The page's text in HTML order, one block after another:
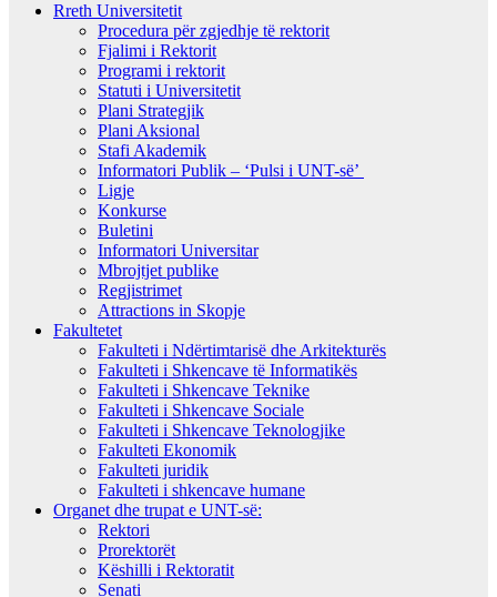
Rreth Universitetit
Procedura për zgjedhje të rektorit
Fjalimi i Rektorit
Programi i rektorit
Statuti i Universitetit
Plani Strategjik
Plani Aksional
Stafi Akademik
Informatori Publik – ‘Pulsi i UNT-së’
Ligje
Konkurse
Buletini
Informatori Universitar
Mbrojtjet publike
Regjistrimet
Attractions in Skopje
Fakultetet
Fakulteti i Ndërtimtarisë dhe Arkitekturës
Fakulteti i Shkencave të Informatikës
Fakulteti i Shkencave Teknike
Fakulteti i Shkencave Sociale
Fakulteti i Shkencave Teknologjike
Fakulteti Ekonomik
Fakulteti juridik
Fakulteti i shkencave humane
Organet dhe trupat e UNT-së:
Rektori
Prorektorët
Këshilli i Rektoratit
Senati